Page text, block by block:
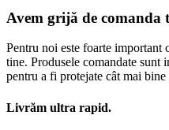
Avem grijă de comanda
Pentru noi este foarte important
tine. Produsele comandate sunt
pentru a fi protejate cât mai
Livrăm ultra rapid.